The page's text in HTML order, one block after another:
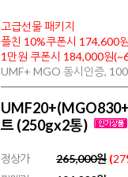
고급선물 패키지
플친 10%쿠폰시 174,600원
1만원 쿠폰시 184,000원
UMF+ MGO 동시인증,
트 (250gx2통)
정상가 265,000원 (27